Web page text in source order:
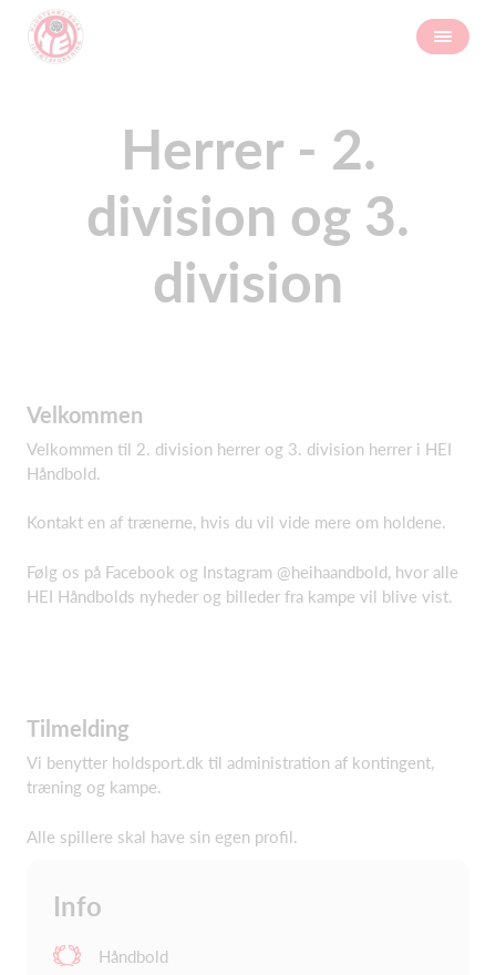
Herrer - 2.
division og 3.
division
Velkommen
Velkommen til 2. division herrer og 3. division herrer i HEI
Håndbold.
Kontakt en af trænerne, hvis du vil vide mere om holdene.
Følg os på Facebook og Instagram @heihaandbold, hvor alle
HEI Håndbolds nyheder og billeder fra kampe vil blive vist.
Tilmelding
Vi benytter holdsport.dk til administration af kontingent,
træning og kampe.
Alle spillere skal have sin egen profil.
Info
Håndbold